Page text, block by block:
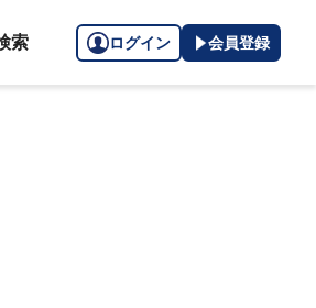
索 ログイン 会員登録